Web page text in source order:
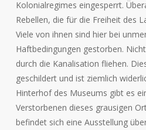
Kolonialregimes eingesperrt.
Rebellen, die für die Freiheit des
Viele von ihnen sind hier bei
Haftbedingungen gestorben.
durch die Kanalisation fliehen.
geschildert und ist ziemlich
Hinterhof des Museums gibt es
Verstorbenen dieses grausigen
befindet sich eine Ausstellung